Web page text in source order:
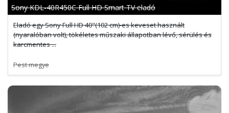
Sony KDL-40R450C Full HD Smart TV eladó
Eladó egy Sony Full HD 40"(102 cm)-es keveset használt
(nyaralóban volt), tökéletes műszaki állapotban lévő, sérülés és
karcmentes ...
Pest megye